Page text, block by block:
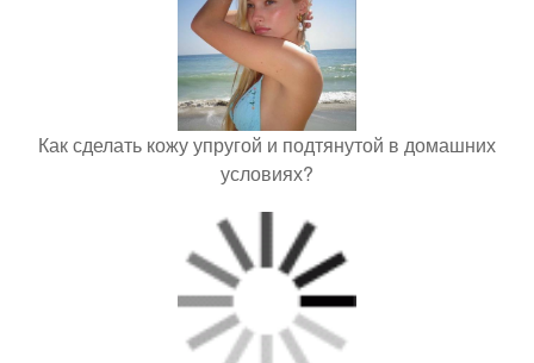
Как сделать кожу упругой и подтянутой в домашних
условиях?